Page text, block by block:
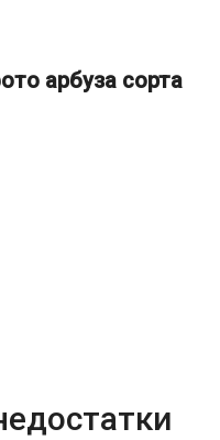
арбуза сорта